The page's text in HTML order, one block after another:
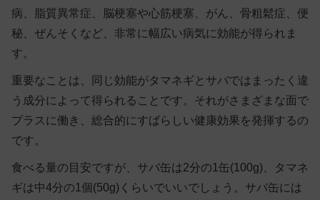
病、脂質異常症、脳梗塞や心筋梗塞、がん、骨粗鬆症、便
秘、ぜんそくなど、非常に幅広い病気に効能が得られま
す。
重要なことは、同じ効能がタマネギとサバではまったく違
う成分によって得られることです。それがさまざまな面で
プラスに働き、総合的にすばらしい健康効果を発揮するの
です。
食べる量の目安ですが、サバ缶は2分の1缶(100g)、タマネ
ギは中4分の1個(50g)くらいでいいでしょう。サバ缶には